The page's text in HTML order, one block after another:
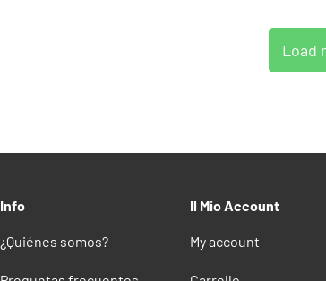
Load
Info
¿Quiénes somos?
Il Mio Account
My account